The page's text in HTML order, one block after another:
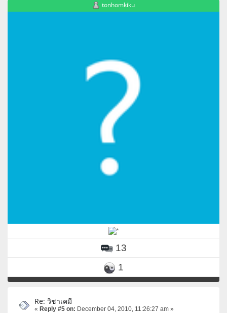
tonhomkiku
13
1
Re: วิชาเคมี
« Reply #5 on: December 04, 2010, 11:26:27 am »